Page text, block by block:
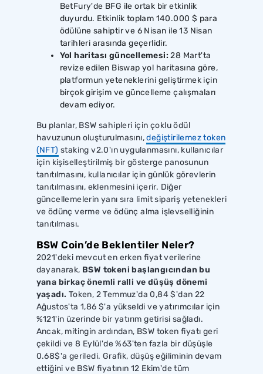
BetFury'de BFG ile ortak bir etkinlik
duyurdu. Etkinlik toplam 140.000 $ para
ödülüne sahiptir ve 6 Nisan ile 13 Nisan
tarihleri ​​arasında geçerlidir.
Yol haritası güncellemesi:28 Mart'ta
revize edilen Biswap yol haritasına göre,
platformun yeteneklerini geliştirmek için
birçok girişim ve güncelleme çalışmaları
devam ediyor.
Bu planlar, BSW sahipleri için çoklu ödül
havuzunun oluşturulmasını,değiştirilemez token
(NFT) staking v2.0'ın uygulanmasını, kullanıcılar
için kişiselleştirilmiş bir gösterge panosunun
tanıtılmasını, kullanıcılar için günlük görevlerin
tanıtılmasını, eklenmesini içerir. Diğer
güncellemelerin yanı sıra limit sipariş yetenekleri
ve ödünç verme ve ödünç alma işlevselliğinin
tanıtılması.
BSW Coin’de Beklentiler Neler?
2021'deki mevcut en erken fiyat verilerine
dayanarak, BSW tokeni başlangıcından bu
yana birkaç önemli ralli ve düşüş dönemi
yaşadı. Token, 2 Temmuz'da 0,84 $'dan 22
Ağustos'ta 1,86 $'a yükseldi ve yatırımcılar için
%121'in üzerinde bir yatırım getirisi sağladı.
Ancak, mitingin ardından, BSW token fiyatı geri
çekildi ve 8 Eylül'de %63'ten fazla bir düşüşle
0.68$'a geriledi. Grafik, düşüş eğiliminin devam
ettiğini ve BSW fiyatının 12 Ekim'de tüm